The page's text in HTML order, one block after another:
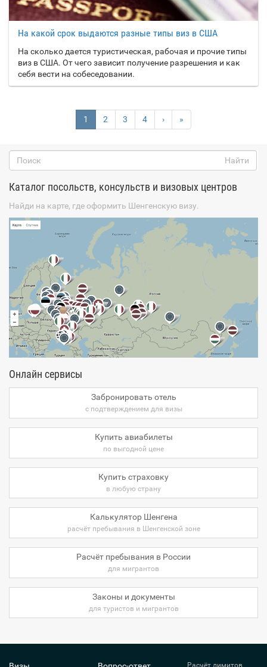
Ц
Центральноафриканск
ая Республика
Ч
Чад
Чили
Э
Эквадор
Экваториальная
Гвинея
Эритрея
Эстония
Эфиопия
Южная Георгия и
Южные Сандвичевы
острова
Южная Корея
Республика
Я
Япония
На какой срок выдаются разные типы виз в США
На сколько дается туристическая, рабочая и прочие типы
виз в США. От чего зависит получение разрешения и как
себя вести на собеседовании.
1 (current)
2 3 4 › »
Каталог посольств, консульств и визовых центров
Найди на карте, где оформить Шенгенскую визу.
Онлайн сервисы
Забронировать отель
с подтверждением для визы
Купить авиабилеты
по выгодной цене
Купить страховку
в любую страну
Калькулятор Шенгена
расчёт пребывания в Шенгенской зоне
Расчёт пребывания в России
для мигрантов
Законы и документы
для туристов и мигрантов